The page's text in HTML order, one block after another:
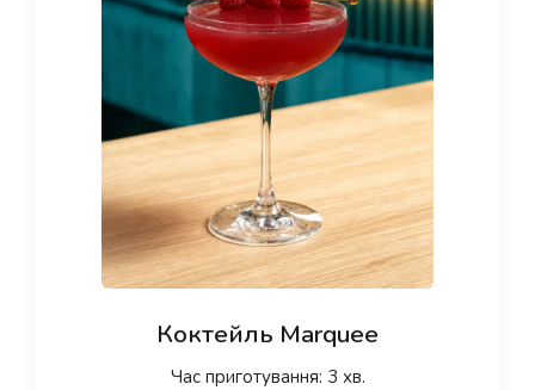
Коктейль Marquee
Час приготування: 3 хв.